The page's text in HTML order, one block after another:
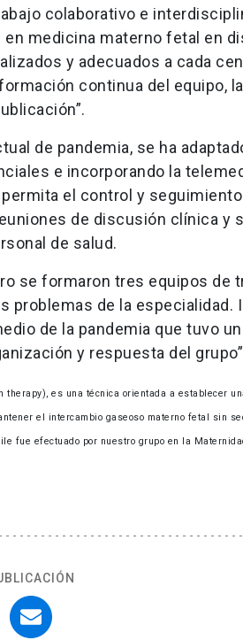
colaborativo e
medicina materno fetal en
y adecuados a cada
continua del equipo,
de pandemia, se ha
e incorporando la
el control y
de discusión clínica y
de salud.
se formaron tres equipos de
problemas de la
de la pandemia que tuvo
y respuesta del
therapy), es una técnica orientada a establecer
el intercambio gaseoso materno fetal sin
fue efectuado por nuestro grupo en la